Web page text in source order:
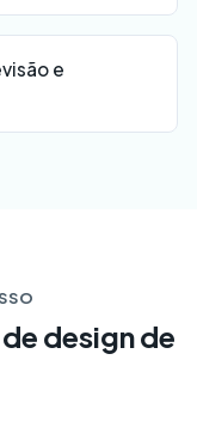
e
design de